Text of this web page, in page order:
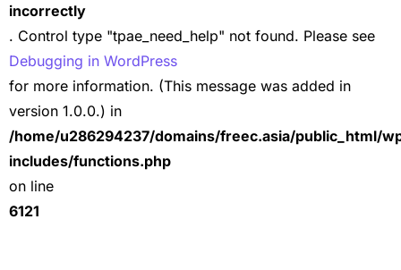
incorrectly
. Control type "tpae_need_help" not found. Please see
Debugging in WordPress
for more information. (This message was added in
version 1.0.0.) in
/home/u286294237/domains/freec.asia/public_html/
includes/functions.php
on line
6121